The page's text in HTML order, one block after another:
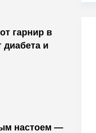
гарнир в
диабета и
настоем —